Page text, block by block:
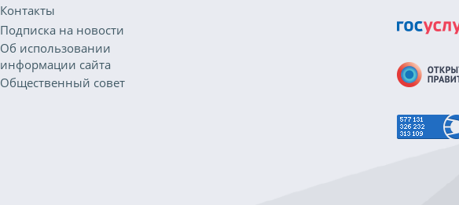
Контакты
Подписка на новости
Об использовании
информации сайта
Общественный совет